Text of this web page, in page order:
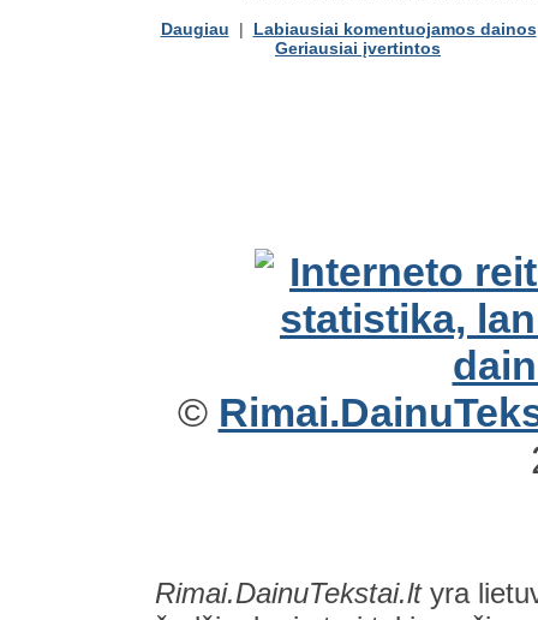
Daugiau | Labiausiai komentuojamos dainos
Geriausiai įvertintos
©
Rimai.DainuTekstai.ltyra